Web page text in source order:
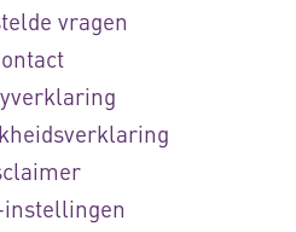
vragen
instellingen